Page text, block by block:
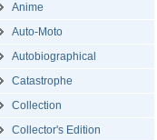
Anime
Auto-Moto
Autobiographical
Catastrophe
Collection
Collector's Edition